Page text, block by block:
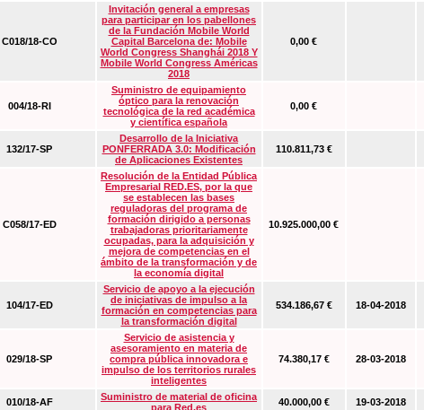
C018/18-CO
Invitación general a empresas
para participar en los pabellones
de la Fundación Mobile World
Capital Barcelona de: Mobile
World Congress Shanghái 2018 Y
Mobile World Congress Américas
2018
0,00 €
004/18-RI
Suministro de equipamiento
óptico para la renovación
tecnológica de la red académica
y científica española
0,00 €
132/17-SP
Desarrollo de la Iniciativa
PONFERRADA 3.0: Modificación
de Aplicaciones Existentes
110.811,73 €
C058/17-ED
Resolución de la Entidad Pública
Empresarial RED.ES, por la que
se establecen las bases
reguladoras del programa de
formación dirigido a personas
trabajadoras prioritariamente
ocupadas, para la adquisición y
mejora de competencias en el
ámbito de la transformación y de
la economía digital
10.925.000,00 €
104/17-ED
Servicio de apoyo a la ejecución
de iniciativas de impulso a la
formación en competencias para
la transformación digital
534.186,67 € 18-04-2018
029/18-SP
Servicio de asistencia y
asesoramiento en materia de
compra pública innovadora e
impulso de los territorios rurales
inteligentes
74.380,17 € 28-03-2018
010/18-AF
Suministro de material de oficina
para Red.es
40.000,00 € 19-03-2018